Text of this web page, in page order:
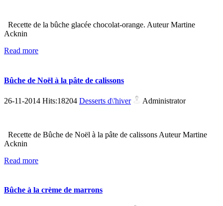
Recette de la bûche glacée chocolat-orange. Auteur Martine
Acknin
Read more
Bûche de Noël à la pâte de calissons
26-11-2014 Hits:18204 Desserts d\'hiver Administrator
Recette de Bûche de Noël à la pâte de calissons Auteur Martine
Acknin
Read more
Bûche à la crème de marrons